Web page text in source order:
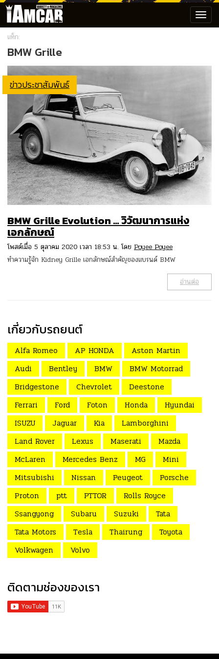
แท็ก:
BMW Grille
ข่าวประชาสัมพันธ์
BMW Grille Evolution … วิวัฒนาการแห่ง
เอกลักษณ์
โพสต์เมื่อ 5 ตุลาคม 2020 เวลา 18:53 น. โดย Poyee Poyee
ทำความรู้จัก Kidney Grille เอกลักษณ์สำคัญของแบรนด์ BMW
อ่านต่อ
เกี่ยวกับรถยนต์
Alfa Romeo AP HONDA
Aston Martin
Audi
Bentley BMW
BMW Motorrad
Bridgestone
Chevrolet
Deestone
Ferrari
Ford Foton Honda
Hyundai
ISUZU
Jaguar Kia
Lamborghini
Land Rover
Lexus Maserati
Mazda
McLaren
Mercedes Benz MG
Mini
Mitsubishi
Nissan Peugeot
Porsche
Proton
ptt PTTOR
Rolls Royce
Ssangyong
Subaru Suzuki
Tata
Tata Motors
Tesla Thairung
Toyota
Volkwagen
Volvo
ติดตามช่องของเรา